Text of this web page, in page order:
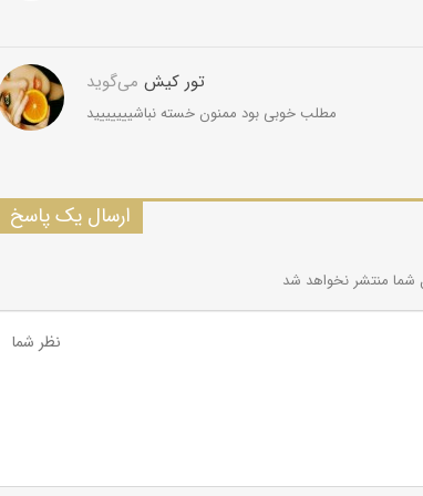
تور کیش می‌گوید
مطلب خوبی بود ممنون خسته نباشییییییید
ارسال یک پاسخ